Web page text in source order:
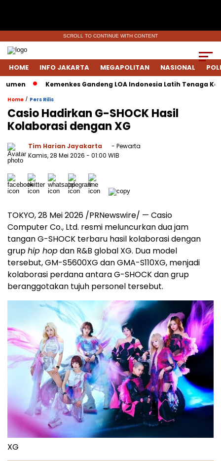
SCROLL TO CONTINUE WITH CONTENT
HOME INFO JAKARTA MEGAPOLITAN NASIONAL
Kemenkes Gandeng LOA Indonesia Latih Tenaga
Home / Pers Rilis
Casio Hadirkan G-SHOCK Hasil
Kolaborasi dengan XG
Tim Harian Jayakarta
- Pewarta
Kamis, 28 Mei 2026 - 01:00 WIB
TOKYO, 28 Mei 2026 /PRNewswire/ — Casio
Computer Co., Ltd. resmi meluncurkan dua jam
tangan G-SHOCK terbaru hasil kolaborasi dengan
gruphip hopdan R&B global XG. Dua model
tersebut, GM-S5600XG dan GMA-S110XG, menjadi
kolaborasi perdana antara G-SHOCK dan grup
beranggotakan tujuh personel tersebut.
XG